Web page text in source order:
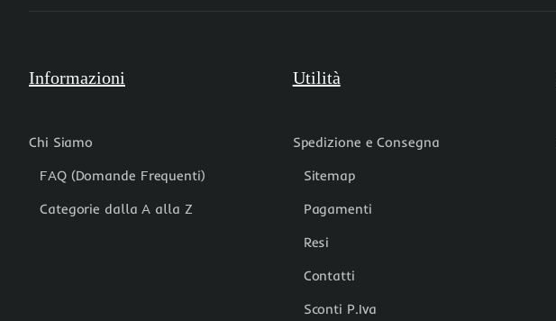
Informazioni
Chi Siamo
FAQ (Domande Frequenti)
Categorie dalla A alla Z
Utilità
Spedizione e Consegna
Sitemap
Pagamenti
Resi
Contatti
Sconti P.Iva